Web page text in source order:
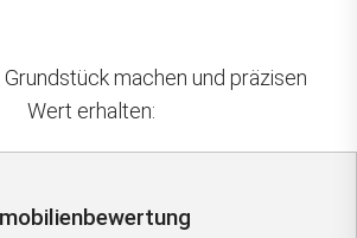
machen und präzisen
Wert erhalten: